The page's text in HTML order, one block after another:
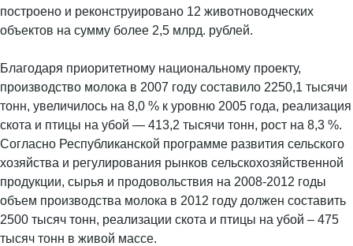
построено и реконструировано 12 животноводческих
объектов на сумму более 2,5 млрд. рублей.
Благодаря приоритетному национальному проекту,
производство молока в 2007 году составило 2250,1 тысячи
тонн, увеличилось на 8,0 % к уровню 2005 года, реализация
скота и птицы на убой — 413,2 тысячи тонн, рост на 8,3 %.
Согласно Республиканской программе развития сельского
хозяйства и регулирования рынков сельскохозяйственной
продукции, сырья и продовольствия на 2008-2012 годы
объем производства молока в 2012 году должен составить
2500 тысяч тонн, реализации скота и птицы на убой – 475
тысяч тонн в живой массе.